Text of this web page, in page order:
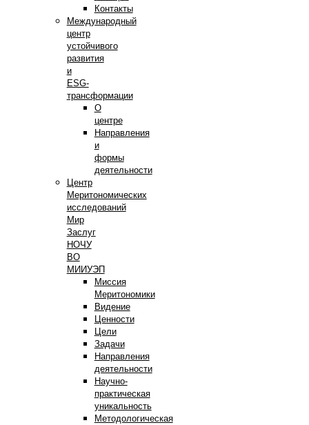
Контакты
Международный
центр
устойчивого
развития
и
ESG-
трансформации
О
центре
Направления
и
формы
деятельности
Центр
Меритономических
исследований
Мир
Заслуг
НОЧУ
ВО
МИИУЭП
Миссия
Меритономики
Видение
Ценности
Цели
Задачи
Направления
деятельности
Научно-
практическая
уникальность
Методологическая